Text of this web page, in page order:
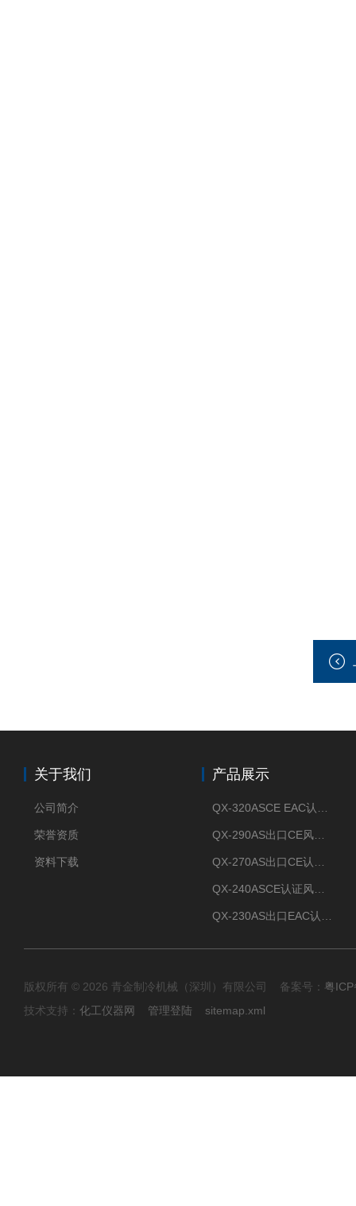
关于我们
公司简介
荣誉资质
资料下载
产品展示
QX-320ASCE EAC认证风冷螺杆式冷水机厂家
QX-290AS出口CE风冷螺杆式工业冷水机
QX-270AS出口CE认证Air-cooled screw chiller螺杆机
QX-240ASCE认证风冷螺杆式冷水机
QX-230AS出口EAC认证风冷螺杆式冷水机
版权所有 © 2026 青金制冷机械（深圳）有限公司 备案号： 粤
技术支持： 化工仪器网 管理登陆 sitemap.xml